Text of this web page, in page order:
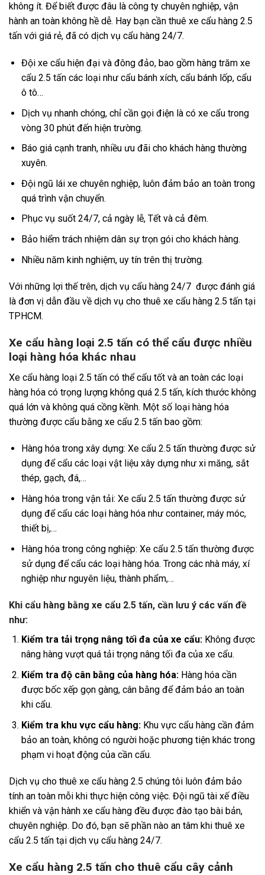
không ít. Để biết được đâu là công ty chuyên nghiệp, vận
hành an toàn không hề dễ. Hay bạn cần thuê xe cẩu hàng 2.5
tấn với giá rẻ, đã có dịch vụ cẩu hàng 24/7.
Đội xe cẩu hiện đại và đông đảo, bao gồm hàng trăm xe
cẩu 2.5 tấn các loại như cẩu bánh xích, cẩu bánh lốp, cẩu
ô tô…
Dịch vụ nhanh chóng, chỉ cần gọi điện là có xe cẩu trong
vòng 30 phút đến hiện trường.
Báo giá cạnh tranh, nhiều ưu đãi cho khách hàng thường
xuyên.
Đội ngũ lái xe chuyên nghiệp, luôn đảm bảo an toàn trong
quá trình vận chuyển.
Phục vụ suốt 24/7, cả ngày lễ, Tết và cả đêm.
Bảo hiểm trách nhiệm dân sự trọn gói cho khách hàng.
Nhiều năm kinh nghiệm, uy tín trên thị trường.
Với những lợi thế trên, dịch vụ cẩu hàng 24/7 được đánh giá
là đơn vị dẫn đầu về dịch vụ cho thuê xe cẩu hàng 2.5 tấn tại
TPHCM.
Xe cẩu hàng loại 2.5 tấn có thể cẩu được nhiều
loại hàng hóa khác nhau
Xe cẩu hàng loại 2.5 tấn có thể cẩu tốt và an toàn các loại
hàng hóa có trọng lượng không quá 2.5 tấn, kích thước không
quá lớn và không quá cồng kềnh. Một số loại hàng hóa
thường được cẩu bằng xe cẩu 2.5 tấn bao gồm:
Hàng hóa trong xây dựng: Xe cẩu 2.5 tấn thường được sử
dụng để cẩu các loại vật liệu xây dựng như xi măng, sắt
thép, gạch, đá,…
Hàng hóa trong vận tải: Xe cẩu 2.5 tấn thường được sử
dụng để cẩu các loại hàng hóa như container, máy móc,
thiết bị,…
Hàng hóa trong công nghiệp: Xe cẩu 2.5 tấn thường được
sử dụng để cẩu các loại hàng hóa. Trong các nhà máy, xí
nghiệp như nguyên liệu, thành phẩm,…
Khi cẩu hàng bằng xe cẩu 2.5 tấn, cần lưu ý các vấn đề
như:
Kiểm tra tải trọng nâng tối đa của xe cẩu:Không được
nâng hàng vượt quá tải trọng nâng tối đa của xe cẩu.
Kiểm tra độ cân bằng của hàng hóa: Hàng hóa cần
được bốc xếp gọn gàng, cân bằng để đảm bảo an toàn
khi cẩu.
Kiểm tra khu vực cẩu hàng:Khu vực cẩu hàng cần đảm
bảo an toàn, không có người hoặc phương tiện khác trong
phạm vi hoạt động của cần cẩu.
Dịch vụ cho thuê xe cẩu hàng 2.5 chúng tôi luôn đảm bảo
tính an toàn mỗi khi thực hiện công việc. Đội ngũ tài xế điều
khiển và vận hành xe cẩu hàng đều được đào tạo bài bản,
chuyên nghiệp. Do đó, bạn sẽ phần nào an tâm khi thuê xe
cẩu 2.5 tấn tại dịch vụ cẩu hàng 24/7.
Xe cẩu hàng 2.5 tấn cho thuê cẩu cây cảnh